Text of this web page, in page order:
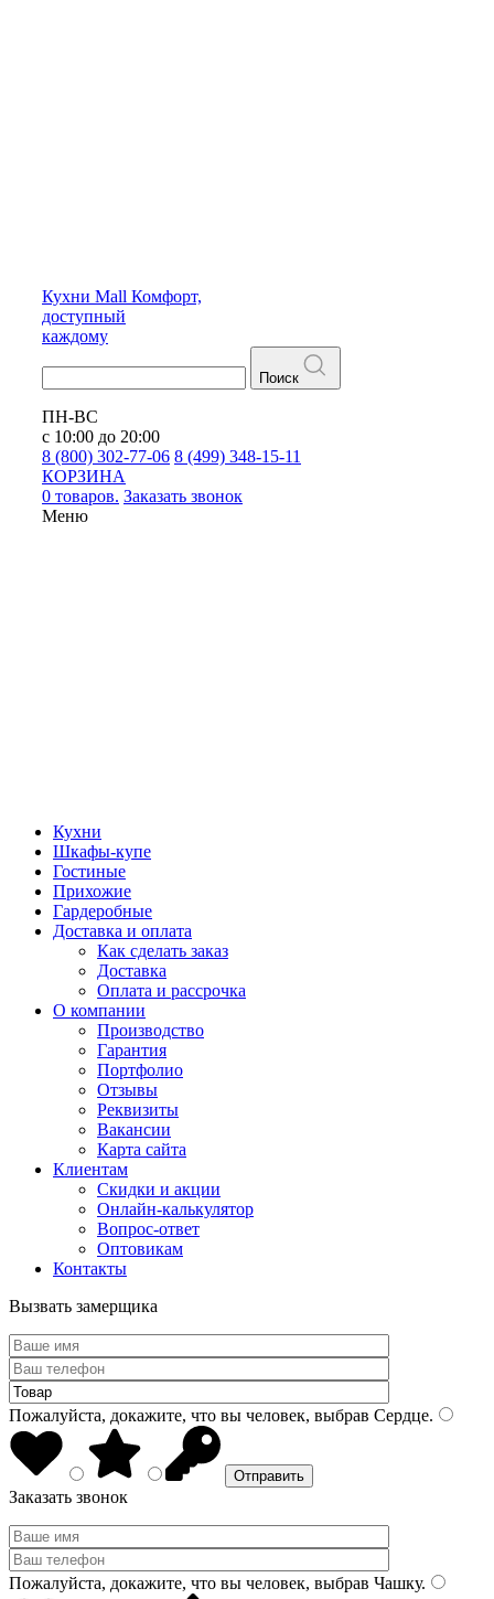
Кухни Mall Комфорт,
доступный
каждому
Поиск
ПН-ВС
с 10:00 до 20:00
8 (800) 302-77-06 8 (499) 348-15-11
КОРЗИНА
0 товаров. Заказать звонок
Меню
Кухни
Шкафы-купе
Гостиные
Прихожие
Гардеробные
Доставка и оплата
Как сделать заказ
Доставка
Оплата и рассрочка
О компании
Производство
Гарантия
Портфолио
Отзывы
Реквизиты
Вакансии
Карта сайта
Клиентам
Скидки и акции
Онлайн-калькулятор
Вопрос-ответ
Оптовикам
Контакты
Вызвать замерщика
Пожалуйста, докажите, что вы человек, выбрав Сердце.
Заказать звонок
Пожалуйста, докажите, что вы человек, выбрав Чашку.